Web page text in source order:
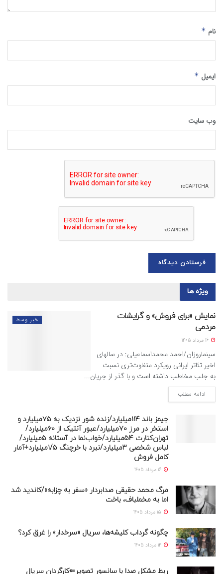
نام *
ایمیل *
وب‌ سایت
ویژه ها
خبر وسط
نمایش «برای فروش» و گرایشات
مردمی
سینماروزان/احمد محمداسماعیلی: در سالهای
اخیر تئاتر ایرانی رویکرد متفاوت‌تری نسبت
به جلب مخاطب داشته است و با گذر از جریان...
ادامه مطلب
جیمز باند ۱۱۴میلیارد/زنده شور نزدیک به ۷۵میلیارد و
استخر در مرز ۷۰میلیارد/عبور آنتیک از ۶۰میلیارد/
تهران‌کنارت ۵۴میلیارد/خواب‌نما در آستانه ۵میلیارد/
لباس شخصی ۳میلیارد/نبرد با خرچنگ ۱/۵میلیارد+آمار
کامل فروش
مرگ محمد حقیقی صدابردار «سفر به چزابه»/کاندید شد
اما به مخملباف، باخت
چگونه گرداب کلیشه‌ها، سریال «سرخدار» را غرق کرد؟
ربط مشکل صدا با سانسور تصویر⇐کارگردان سریال